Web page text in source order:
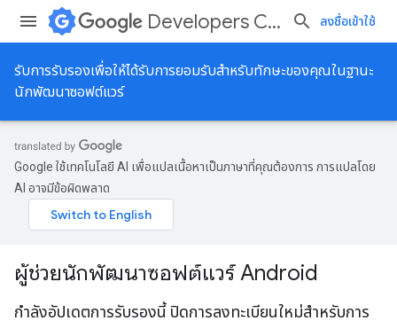
Developers Certification ลงชื่อเข้าใช้
รับการรับรองเพื่อให้ได้รับการยอมรับสําหรับทักษะของคุณในฐานะ
นักพัฒนาซอฟต์แวร์
Google ใช้เทคโนโลยี AI เพื่อแปลเนื้อหาเป็นภาษาที่คุณต้องการ การแปลโดย
AI อาจมีข้อผิดพลาด
ผู้ช่วยนักพัฒนาซอฟต์แวร์ Android
กําลังอัปเดตการรับรองนี้ ปิดการลงทะเบียนใหม่สําหรับการ